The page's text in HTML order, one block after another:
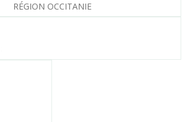
RÉGION OCCITANIE